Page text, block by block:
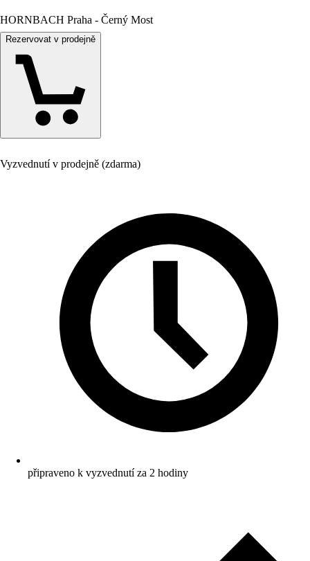
HORNBACH Praha - Černý Most
Rezervovat v prodejně
Vyzvednutí v prodejně (zdarma)
připraveno k vyzvednutí za 2 hodiny